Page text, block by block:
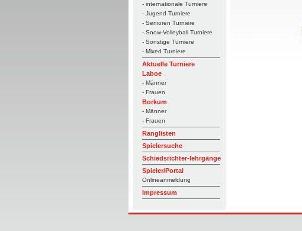
- internationale Turniere
- Jugend Turniere
- Senioren Turniere
- Snow-Volleyball Turniere
- Sonstige Turniere
- Mixed Turniere
Aktuelle Turniere
Laboe
- Männer
- Frauen
Borkum
- Männer
- Frauen
Ranglisten
Spielersuche
Schiedsrichter-lehrgänge
Spieler/Portal
Onlineanmeldung
Impressum